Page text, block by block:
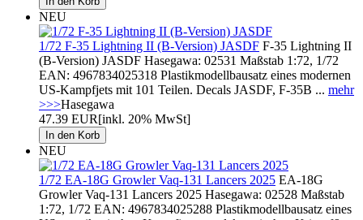
NEU
1/72 F-35 Lightning II (B-Version) JASDF F-35 Lightning II
(B-Version) JASDF Hasegawa: 02531 Maßstab 1:72, 1/72
EAN: 4967834025318 Plastikmodellbausatz eines modernen
US-Kampfjets mit 101 Teilen. Decals JASDF, F-35B ... mehr
>>>Hasegawa
47.39 EUR[inkl. 20% MwSt]
NEU
1/72 EA-18G Growler Vaq-131 Lancers 2025 EA-18G
Growler Vaq-131 Lancers 2025 Hasegawa: 02528 Maßstab
1:72, 1/72 EAN: 4967834025288 Plastikmodellbausatz eines